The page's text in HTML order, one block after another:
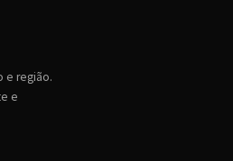
e região.
e